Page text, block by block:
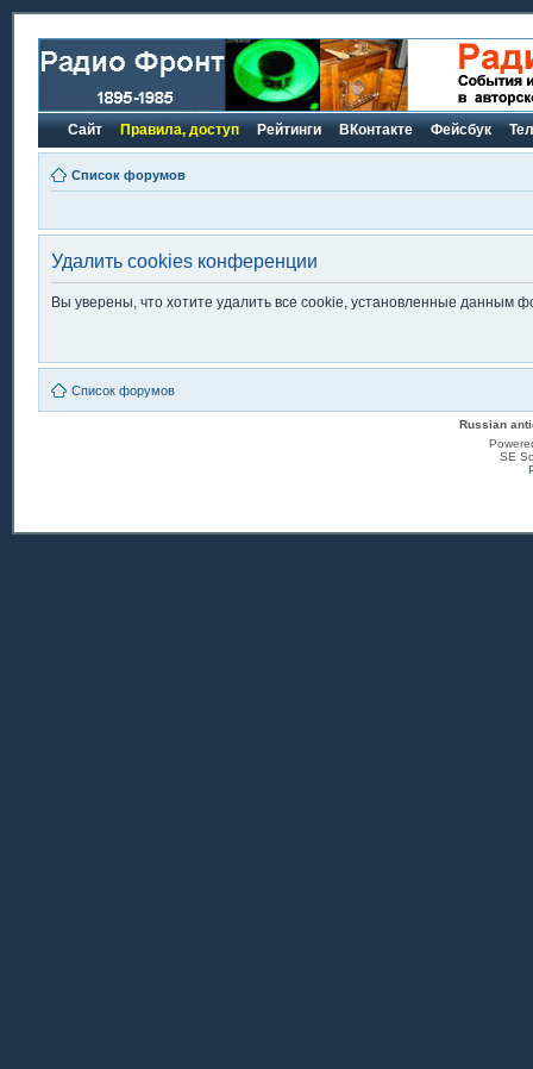
Сайт Правила, доступ Рейтинги ВКонтакте Фейсбук
Список форумов
Удалить cookies конференции
Вы уверены, что хотите удалить все cookie, установленные данным
Список форумов
Russian
SE